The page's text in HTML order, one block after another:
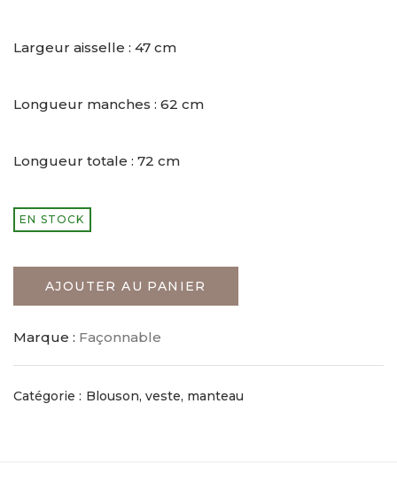
Largeur aisselle : 47 cm
Longueur manches : 62 cm
Longueur totale : 72 cm
EN STOCK
AJOUTER AU PANIER
Marque : Façonnable
Catégorie : Blouson, veste, manteau